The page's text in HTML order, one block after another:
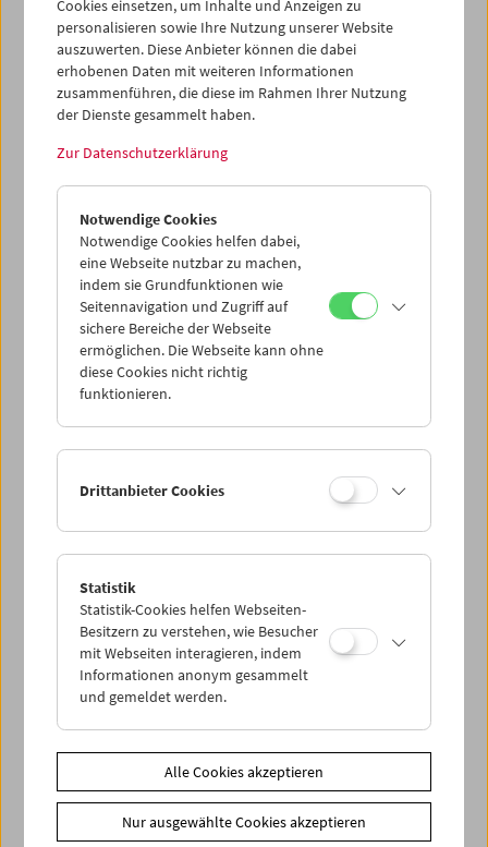
In person: Siegfried A. Fruhauf. Destillateur
"Ich bin einer der 500 von 150.000"
Simon Wiesenthal im Interview
Cookies einsetzen, um Inhalte und Anzeigen zu
personalisieren sowie Ihre Nutzung unserer Website
auszuwerten. Diese Anbieter können die dabei
erhobenen Daten mit weiteren Informationen
zusammenführen, die diese im Rahmen Ihrer Nutzung
der Dienste gesammelt haben.
Zur Datenschutzerklärung
Notwendige Cookies
Notwendige Cookies helfen dabei,
eine Webseite nutzbar zu machen,
indem sie Grundfunktionen wie
Seitennavigation und Zugriff auf
sichere Bereiche der Webseite
ermöglichen. Die Webseite kann ohne
diese Cookies nicht richtig
funktionieren.
Drittanbieter Cookies
Statistik
Statistik-Cookies helfen Webseiten-
Besitzern zu verstehen, wie Besucher
mit Webseiten interagieren, indem
Informationen anonym gesammelt
und gemeldet werden.
Alle Cookies akzeptieren
Nur ausgewählte Cookies akzeptieren